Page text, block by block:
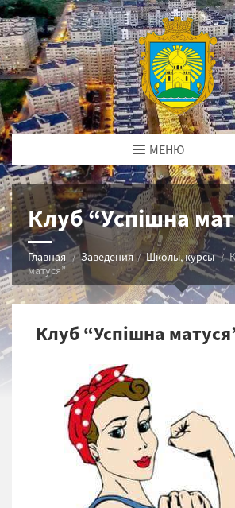
МЕНЮ
Клуб “Успішна
Главная Заведения Школы, курсы
матуся”
Клуб “Успішна